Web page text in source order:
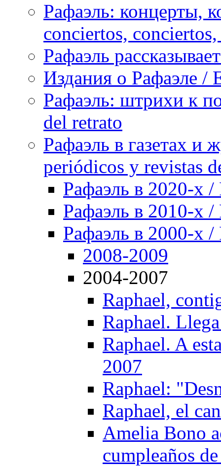
Рафаэль: концерты,
conciertos,
Рафаэль
Издания о Рафаэле /
Рафаэль: штрихи к
del retrato
Рафаэль в газетах и
periódicos y revistas
Рафаэль в 2020-х /
Рафаэль в 2010-х /
Рафаэль в 2000-х /
2008-2009
2004-2007
Raphael,
Raphael.
Raphael. A
2007
Raphael:
Raphael, el
Amelia Bono
cumpleaños